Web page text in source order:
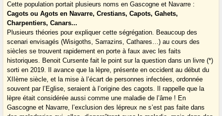
Cette population portait plusieurs noms en Gascogne et Navarre :
Cagots ou Agots en Navarre, Crestians, Capots, Gahets,
Charpentiers, Canars...
Plusieurs théories pour expliquer cette ségrégation. Beaucoup des
scenari envisagés (Wisigoths, Sarrazins, Cathares…) au cours des
siècles se trouvent rapidement en porte à faux avec les faits
historiques. Benoit Cursente fait le point sur la question dans un livre (*)
sorti en 2019. Il avance que la lèpre, présente en occident au début du
XIIème siècle, et la mise à l’écart de personnes infectées, ordonnée
souvent par l’Eglise, seraient à l’origine des cagots. Il rappelle que la
lèpre était considérée aussi comme une maladie de l’âme ! En
Gascogne et Navarre, l’exclusion des lépreux ne s’est pas faite dans